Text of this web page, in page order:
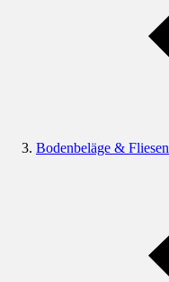
Bodenbeläge & Fliesen